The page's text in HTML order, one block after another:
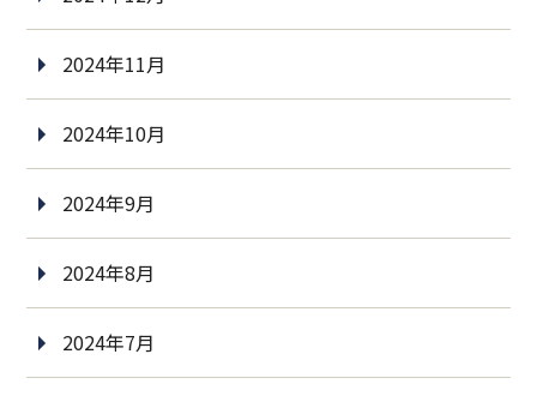
2024年11月
2024年10月
2024年9月
2024年8月
2024年7月